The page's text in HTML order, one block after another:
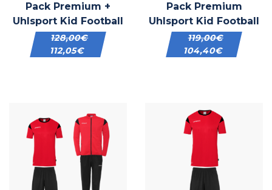
Pack Premium +
Uhlsport Kid Football
128,00€
112,05€
Pack Premium
Uhlsport Kid Football
119,00€
104,40€